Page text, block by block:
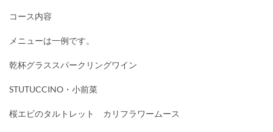
コース内容
メニューは一例です。
乾杯グラススパークリングワイン
STUTUCCINO・小前菜
桜エビのタルトレット カリフラワームース